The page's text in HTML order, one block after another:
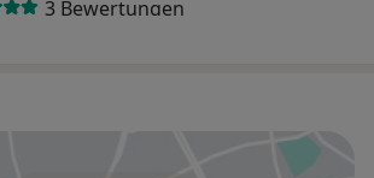
3 Bewertungen